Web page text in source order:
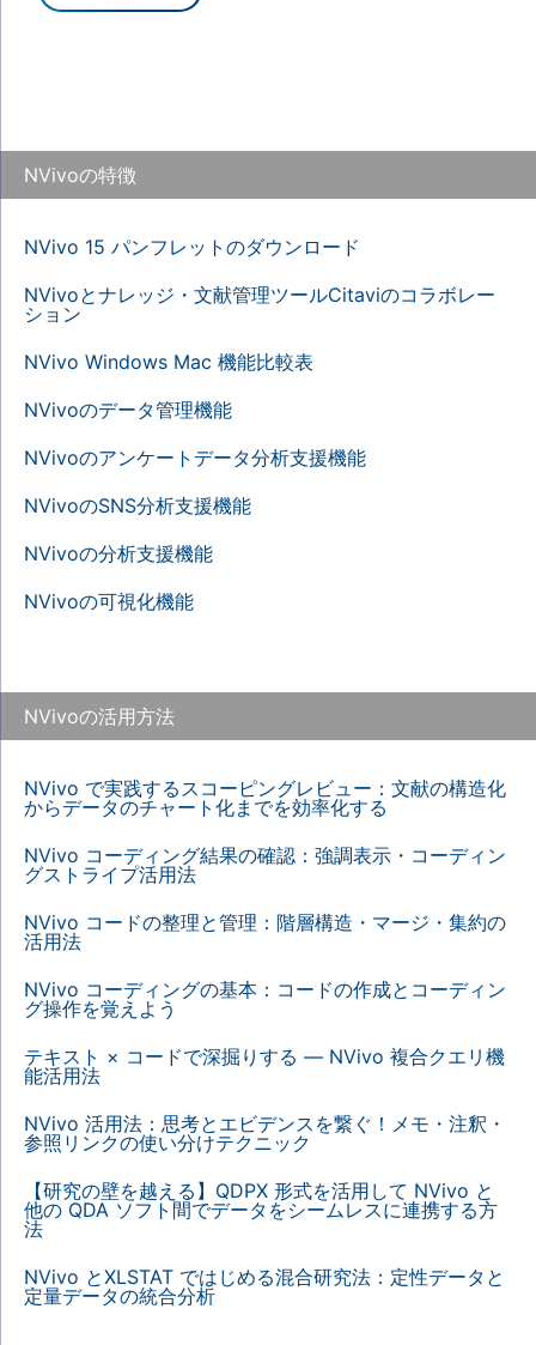
NVivoの特徴
NVivo 15 パンフレットのダウンロード
NVivoとナレッジ・文献管理ツールCitaviのコラボレー
ション
NVivo Windows Mac 機能比較表
NVivoのデータ管理機能
NVivoのアンケートデータ分析支援機能
NVivoのSNS分析支援機能
NVivoの分析支援機能
NVivoの可視化機能
NVivoの活用方法
NVivo で実践するスコーピングレビュー：文献の構造化
からデータのチャート化までを効率化する
NVivo コーディング結果の確認：強調表示・コーディン
グストライプ活用法
NVivo コードの整理と管理：階層構造・マージ・集約の
活用法
NVivo コーディングの基本：コードの作成とコーディン
グ操作を覚えよう
テキスト × コードで深掘りする — NVivo 複合クエリ機
能活用法
NVivo 活用法：思考とエビデンスを繋ぐ！メモ・注釈・
参照リンクの使い分けテクニック
【研究の壁を越える】QDPX 形式を活用して NVivo と
他の QDA ソフト間でデータをシームレスに連携する方
法
NVivo とXLSTAT ではじめる混合研究法：定性データと
定量データの統合分析